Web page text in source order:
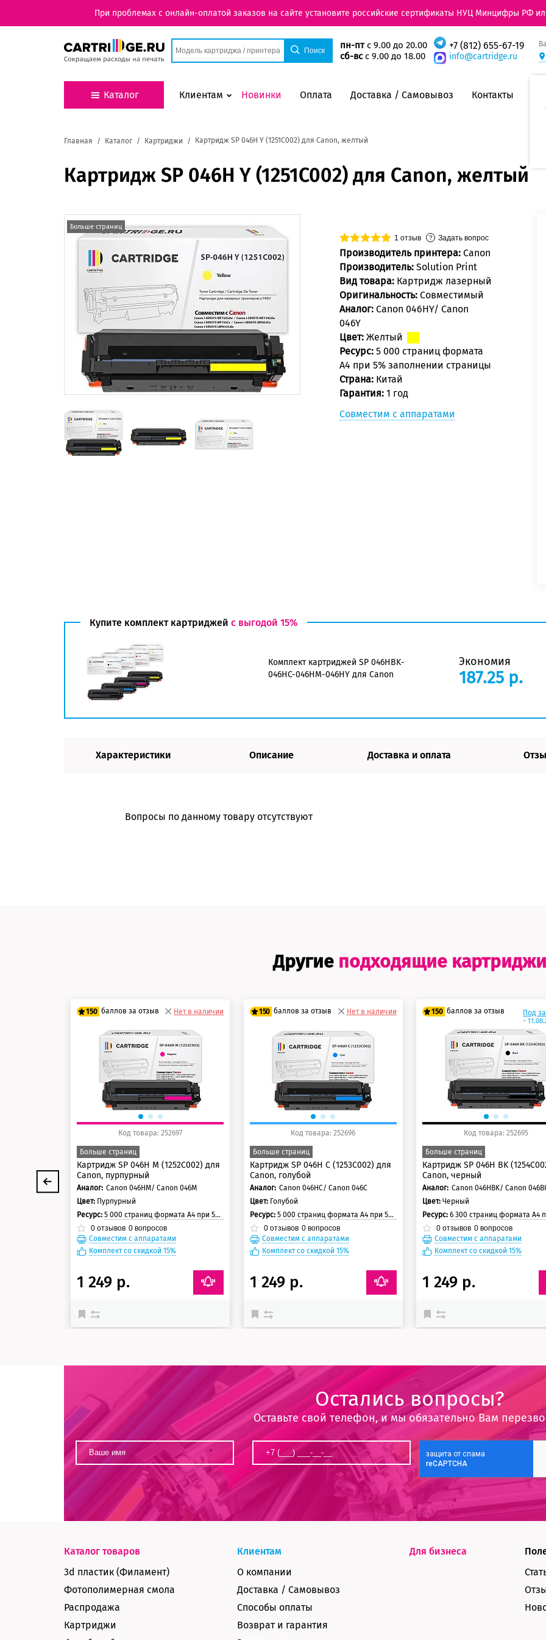
При проблемах с онлайн-оплатой заказов на сайте установите российские сертификаты НУЦ Минцифры РФ
пн-птс 9.00 до 20.00
сб-всс 9.00 до 18.00
+7 (812) 655-67-19
info@cartridge.ru
Каталог Клиентам Новинки Оплата Доставка / Самовывоз Контакты
Главная Каталог Картриджи Картридж SP 046H Y (1251C002) для Canon, желтый
Картридж SP 046H Y (1251C002) для Canon, желтый
Больше страниц
1 отзыв Задать вопрос
Производитель принтера: Canon
Производитель: Solution Print
Вид товара: Картридж лазерный
Оригинальность: Совместимый
Аналог: Canon 046HY/ Canon
046Y
Цвет: Желтый
Ресурс: 5 000 страниц формата
А4 при 5% заполнении страницы
Страна: Китай
Гарантия: 1 год
Совместим с аппаратами
Купите комплект картриджей с выгодой 15%
Комплект картриджей SP 046HBK-
046HC-046HM-046HY для Canon
Экономия
187.25 р.
Характеристики Описание Доставка и оплата
Вопросы по данному товару отсутствуют
Другие подходящие картриджи
150 баллов за отзыв
125 баллов
150 баллов
Нет в наличии
Код товара: 252697
Больше страниц
Картридж SP 046H M (1252C002) для
Canon, пурпурный
Аналог: Canon 046HM/ Canon 046M
Цвет: Пурпурный
Ресурс:5 000 страниц формата А4 при 5% заполнении страницы
0 отзывов 0 вопросов
Совместим с аппаратами
Комплект со скидкой 15%
1 249 р.
150 баллов за отзыв
125 баллов
150 баллов
Нет в наличии
Код товара: 252696
Больше страниц
Картридж SP 046H C (1253C002) для
Canon, голубой
Аналог: Canon 046HC/ Canon 046C
Цвет: Голубой
Ресурс: 5 000 страниц формата А4 при 5% заполнении страницы
0отзывов 0вопросов
Совместим с аппаратами
Комплект со скидкой 15%
1 249 р.
150 баллов за отзыв
125 баллов
150 баллов
Под
~
Код товара: 252695
Больше страниц
Картридж SP 046H BK
Canon, черный
Аналог: Canon 046HBK/ Canon
Цвет: Черный
Ресурс:6 300 страниц формата А4 при 5% заполнении
0 отзывов 0 вопросов
Совместим с аппаратами
Комплект со скидкой 15%
1 249 р.
Остались вопросы?
Оставьте свой телефон, и мы обязательно Вам
Каталог товаров
3d пластик (Филамент)
Фотополимерная смола
Распродажа
Картриджи
Клиентам
О компании
Доставка / Самовывоз
Способы оплаты
Возврат и гарантия
Для бизнеса